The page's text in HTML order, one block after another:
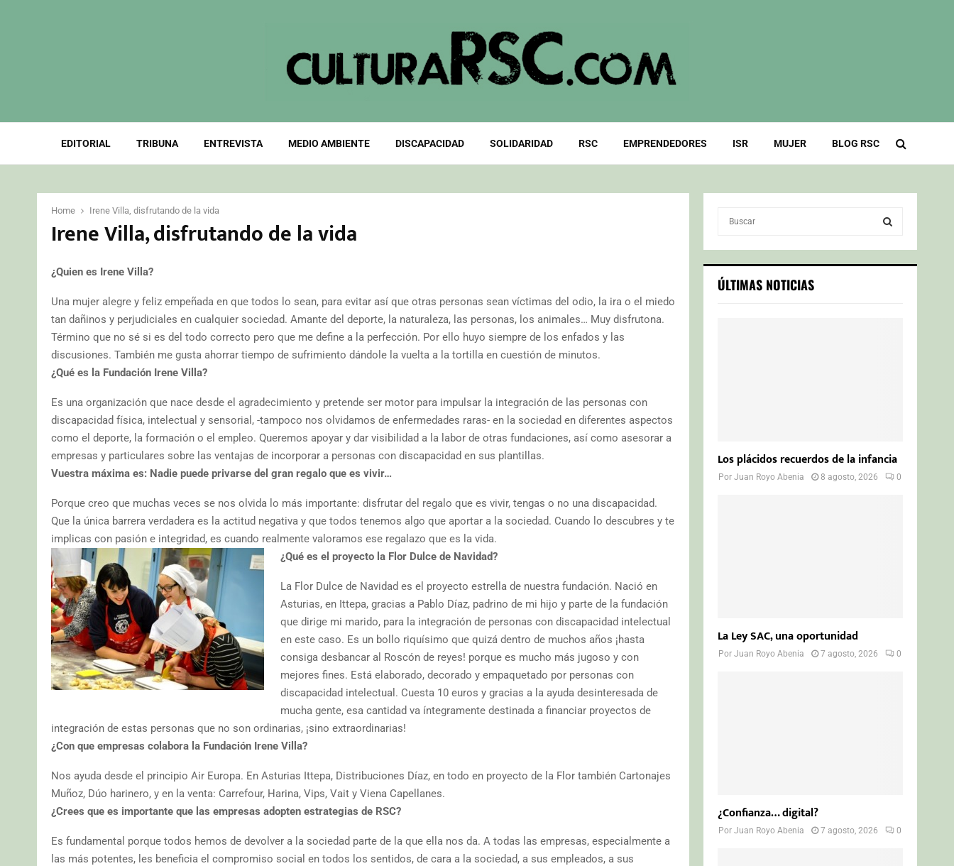
EDITORIAL TRIBUNA ENTREVISTA MEDIO AMBIENTE DISCAPACIDAD SOLIDARIDAD RSC EMPRENDEDORES ISR MUJER BLOG RSC
Home Irene Villa, disfrutando de la vida
Irene Villa, disfrutando de la vida
¿Quien es Irene Villa?
Una mujer alegre y feliz empeñada en que todos lo sean, para evitar así que otras personas sean víctimas del odio, la ira o el miedo
tan dañinos y perjudiciales en cualquier sociedad. Amante del deporte, la naturaleza, las personas, los animales… Muy disfrutona.
Término que no sé si es del todo correcto pero que me define a la perfección. Por ello huyo siempre de los enfados y las
discusiones. También me gusta ahorrar tiempo de sufrimiento dándole la vuelta a la tortilla en cuestión de minutos.
¿Qué es la Fundación Irene Villa?
Es una organización que nace desde el agradecimiento y pretende ser motor para impulsar la integración de las personas con
discapacidad física, intelectual y sensorial, -tampoco nos olvidamos de enfermedades raras- en la sociedad en diferentes aspectos
como el deporte, la formación o el empleo. Queremos apoyar y dar visibilidad a la labor de otras fundaciones, así como asesorar a
empresas y particulares sobre las ventajas de incorporar a personas con discapacidad en sus plantillas.
Vuestra máxima es: Nadie puede privarse del gran regalo que es vivir…
Porque creo que muchas veces se nos olvida lo más importante: disfrutar del regalo que es vivir, tengas o no una discapacidad.
Que la única barrera verdadera es la actitud negativa y que todos tenemos algo que aportar a la sociedad. Cuando lo descubres y te
implicas con pasión e integridad, es cuando realmente valoramos ese regalazo que es la vida.
¿Qué es el proyecto la Flor Dulcede Navidad?
La Flor Dulce de Navidad es el proyecto estrella de nuestra fundación. Nació en
Asturias, en Ittepa, gracias a Pablo Díaz, padrino de mi hijo y parte de la fundación
que dirige mi marido, para la integración de personas con discapacidad intelectual
en este caso. Es un bollo riquísimo que quizá dentro de muchos años ¡hasta
consiga desbancar al Roscón de reyes! porque es mucho más jugoso y con
mejores fines. Está elaborado, decorado y empaquetado por personas con
discapacidad intelectual. Cuesta 10 euros y gracias a la ayuda desinteresada de
mucha gente, esa cantidad va íntegramente destinada a financiar proyectos de
integración de estas personas que no son ordinarias, ¡sino extraordinarias!
¿Con que empresas colabora la Fundación Irene Villa?
Nos ayuda desde el principio Air Europa. En Asturias Ittepa, Distribuciones Díaz, en todo en proyecto de la Flor también Cartonajes
Muñoz, Dúo harinero, y en la venta: Carrefour, Harina, Vips, Vait y Viena Capellanes.
¿Crees que es importante que las empresas adopten estrategias de RSC?
Es fundamental porque todos hemos de devolver a la sociedad parte de la que ella nos da. A todas las empresas, especialmente a
las más potentes, les beneficia el compromiso social en todos los sentidos, de cara a la sociedad, a sus empleados, a sus
c
h
S
ÚLTIMAS NOTICIAS
Los plácidos recuerdos de la infancia
PorJuan Royo Abenia 8 agosto, 2026 0
La Ley SAC, una oportunidad
PorJuan Royo Abenia 7 agosto, 2026 0
¿Confianza… digital?
PorJuan Royo Abenia 7 agosto, 2026 0